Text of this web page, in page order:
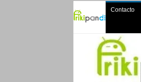
Contacto